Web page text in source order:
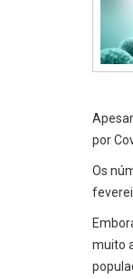
por
Os
muito